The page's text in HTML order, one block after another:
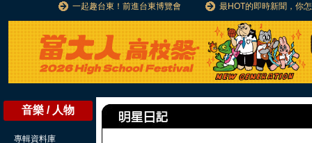
一起趣台東！前進台東博覽會 最HOT的即時新聞，你
音樂 / 人物
專輯資料庫